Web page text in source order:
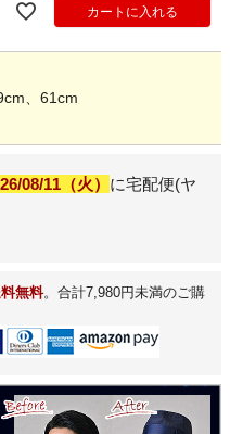
カートに入れる
、61cm
08/11（火） に宅配便(ヤ
無料。合計7,980円未満のご購